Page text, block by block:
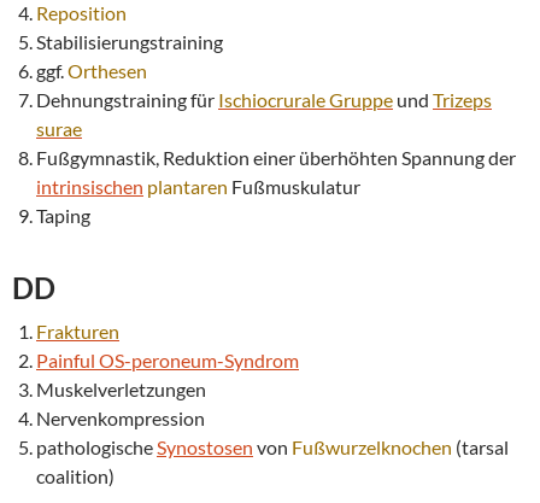
Reposition
Stabilisierungstraining
ggf.Orthesen
Dehnungstraining für Ischiocrurale Gruppe und Trizeps
surae
Fußgymnastik, Reduktion einer überhöhten Spannung der
intrinsischen plantaren Fußmuskulatur
Taping
DD
Frakturen
Painful OS-peroneum-Syndrom
Muskelverletzungen
Nervenkompression
pathologischeSynostosen von Fußwurzelknochen (tarsal
coalition)